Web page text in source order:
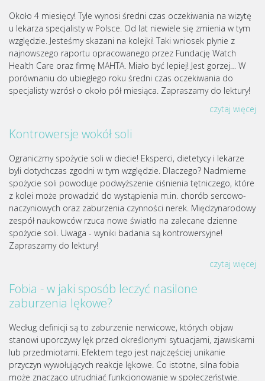
Około 4 miesięcy! Tyle wynosi średni czas oczekiwania na wizytę
u lekarza specjalisty w Polsce. Od lat niewiele się zmienia w tym
względzie. Jesteśmy skazani na kolejki! Taki wniosek płynie z
najnowszego raportu opracowanego przez Fundację Watch
Health Care oraz firmę MAHTA. Miało być lepiej! Jest gorzej… W
porównaniu do ubiegłego roku średni czas oczekiwania do
specjalisty wzrósł o około pół miesiąca. Zapraszamy do lektury!
czytaj więcej
Kontrowersje wokół soli
Ograniczmy spożycie soli w diecie! Eksperci, dietetycy i lekarze
byli dotychczas zgodni w tym względzie. Dlaczego? Nadmierne
spożycie soli powoduje podwyższenie ciśnienia tętniczego, które
z kolei może prowadzić do wystąpienia m.in. chorób sercowo-
naczyniowych oraz zaburzenia czynności nerek. Międzynarodowy
zespół naukowców rzuca nowe światło na zalecane dzienne
spożycie soli. Uwaga - wyniki badania są kontrowersyjne!
Zapraszamy do lektury!
czytaj więcej
Fobia - w jaki sposób leczyć nasilone
zaburzenia lękowe?
Według definicji są to zaburzenie nerwicowe, których objaw
stanowi uporczywy lęk przed określonymi sytuacjami, zjawiskami
lub przedmiotami. Efektem tego jest najczęściej unikanie
przyczyn wywołujących reakcje lękowe. Co istotne, silna fobia
może znacząco utrudniać funkcjonowanie w społeczeństwie.